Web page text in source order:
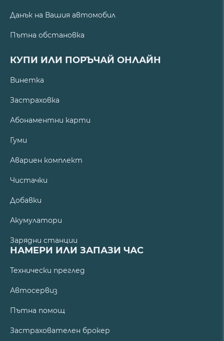
Данък на Вашия автомобил
Пътна обстановка
КУПИ ИЛИ ПОРЪЧАЙ ОНЛАЙН
Винетка
Застраховка
Абонаментни карти
Гуми
Авариен комплект
Чистачки
Добавки
Акумулатори
Зарядни станции
НАМЕРИ ИЛИ ЗАПАЗИ ЧАС
Технически преглед
Автосервиз
Пътна помощ
Застрахователен брокер